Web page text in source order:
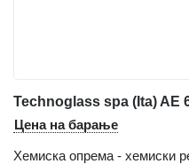
Technoglass spa (Ita) AE
Цена на барање
Хемиска опрема - хемиски